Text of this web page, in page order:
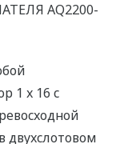
AQ2200-
1 x 16 с